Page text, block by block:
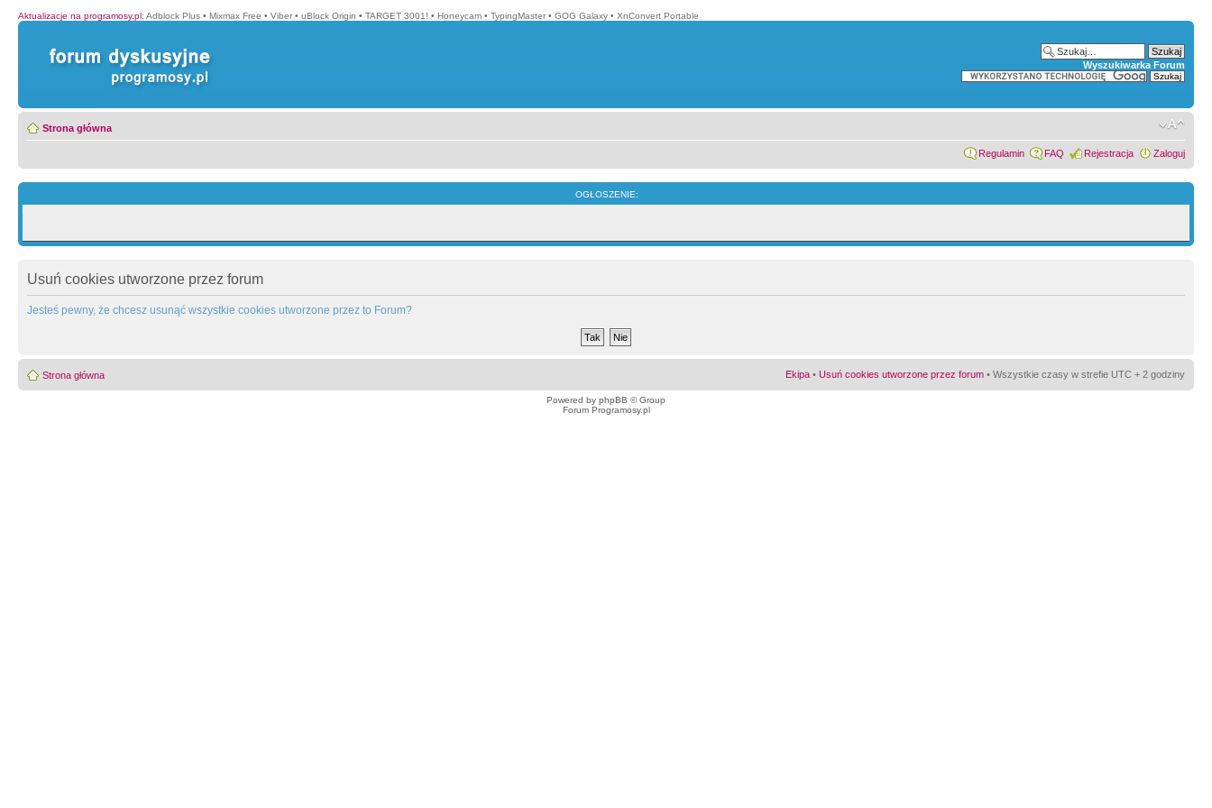
Aktualizacje na programosy.pl: Adblock Plus • Mixmax Free • Viber • uBlock Origin • TARGET 3001! • Honeycam • TypingMaster • GOG Galaxy • XnConvert Portable
Wyszukiwarka Forum
Strona główna
Regulamin FAQ Rejestracja Zaloguj
OGŁOSZENIE:
Usuń cookies utworzone przez forum
Jesteś pewny, że chcesz usunąć wszystkie cookies utworzone przez to Forum?
Strona główna Ekipa • Usuń cookies utworzone przez forum • Wszystkie czasy w strefie UTC + 2 godziny
Powered by phpBB © Group
Forum Programosy.pl